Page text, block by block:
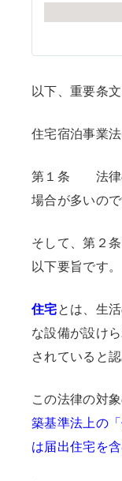
以下、重要条
住宅宿泊事業
第１条 法律
場合が多いの
そして、第２
以下要旨です。
住宅とは、生
な設備が設け
されていると
この法律の対
築基準法上の
は届出住宅を